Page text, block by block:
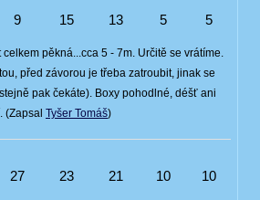
9 15 13 5 5
pěkná...cca 5 - 7m. Určitě se vrátíme.
před závorou je třeba zatroubit, jinak se
pak čekáte). Boxy pohodlné, déšť ani
(Zapsal Tyšer Tomáš)
27 23 21 10 10